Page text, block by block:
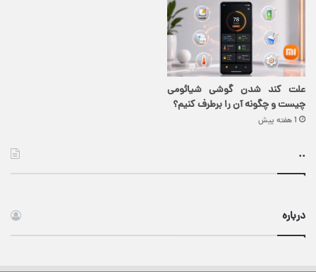
علت کند شدن گوشی شیائومی
چیست و چگونه آن را برطرف کنیم؟
1 هفته پیش
..
درباره